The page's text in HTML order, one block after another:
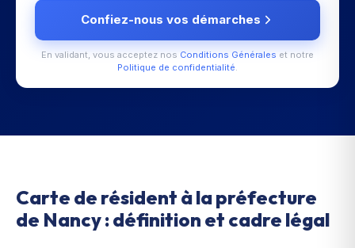
Confiez-nous vos démarches
En validant, vous acceptez nos Conditions Générales et notre
Politique de confidentialité.
Carte de résident à la préfecture
de Nancy : définition et cadre légal